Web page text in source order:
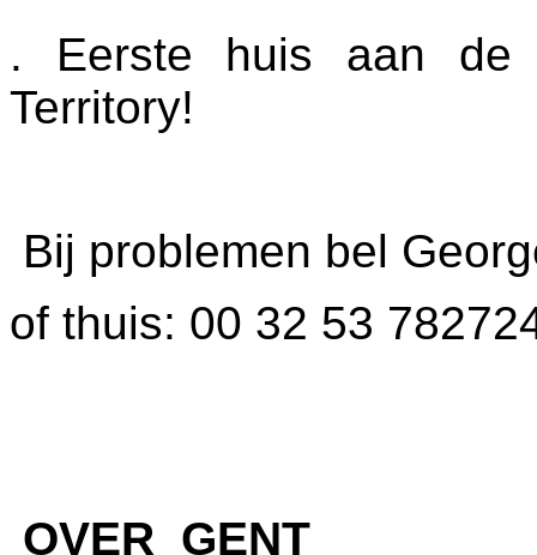
. Eerste huis aan de
Territory!
Bij problemen bel
of thuis: 00 32 53
OVER GENT